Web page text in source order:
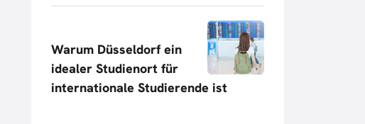
Warum Düsseldorf ein
idealer Studienort für
internationale Studierende ist